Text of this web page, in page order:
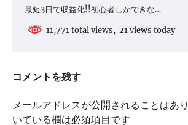
最短3日で収益化!!初心者しかできな…
11,771 total views, 21 views today
コメントを残す
メールアドレスが公開されることはあり
いている欄は必須項目です